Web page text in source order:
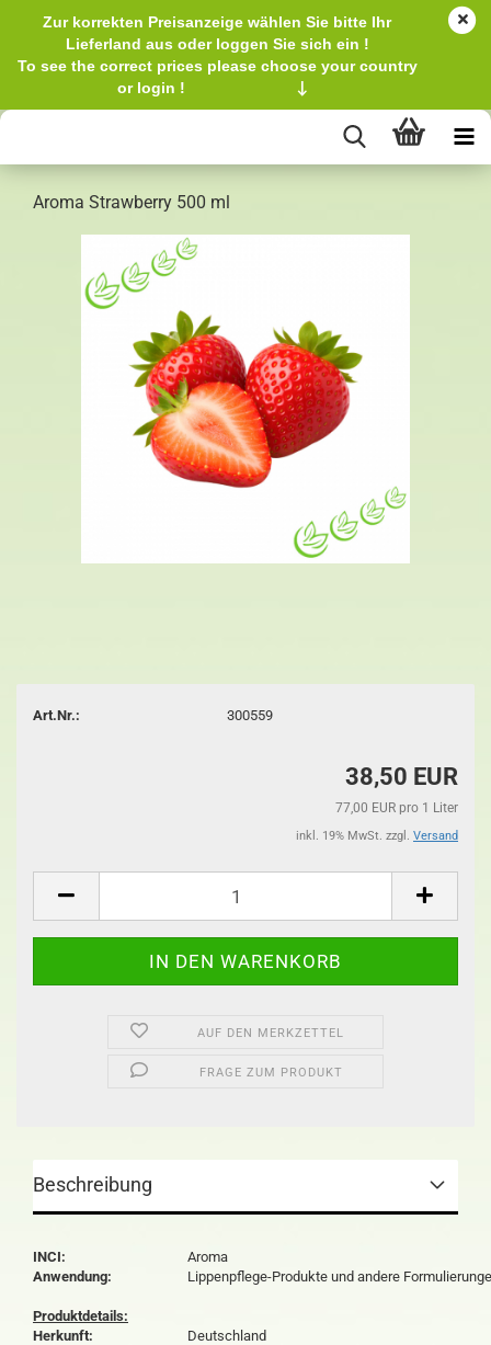
Zur korrekten Preisanzeige wählen Sie bitte Ihr
Lieferland aus oder loggen Sie sich ein !
To see the correct prices please choose your country
or login !
↓
Aroma Strawberry 500 ml
Art.Nr.: 300559
38,50 EUR
77,00 EUR pro 1 Liter
inkl. 19% MwSt. zzgl. Versand
AUF DEN MERKZETTEL
FRAGE ZUM PRODUKT
Beschreibung
INCI:
Aroma
Anwendung:
Lippenpflege-Produkte und andere
Produktdetails:
Herkunft:
Deutschland